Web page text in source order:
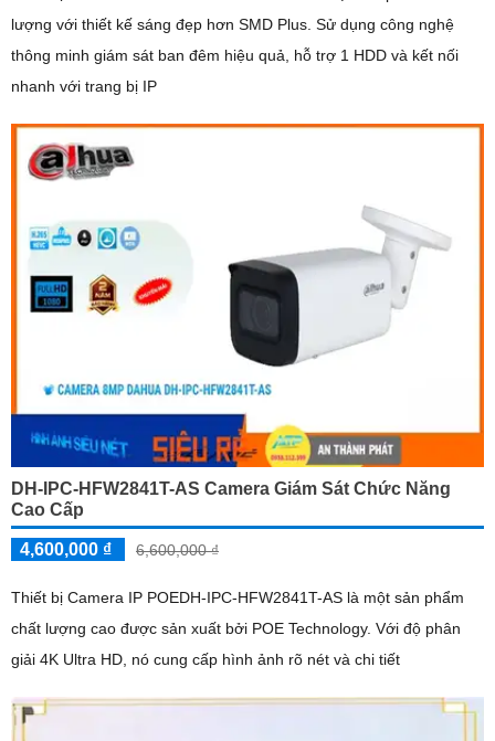
lượng với thiết kế sáng đẹp hơn SMD Plus. Sử dụng công nghệ
thông minh giám sát ban đêm hiệu quả, hỗ trợ 1 HDD và kết nối
nhanh với trang bị IP
DH-IPC-HFW2841T-AS Camera Giám Sát Chức Năng
Cao Cấp
4,600,000 ₫ 6,600,000 ₫
Thiết bị Camera IP POEDH-IPC-HFW2841T-AS là một sản phẩm
chất lượng cao được sản xuất bởi POE Technology. Với độ phân
giải 4K Ultra HD, nó cung cấp hình ảnh rõ nét và chi tiết